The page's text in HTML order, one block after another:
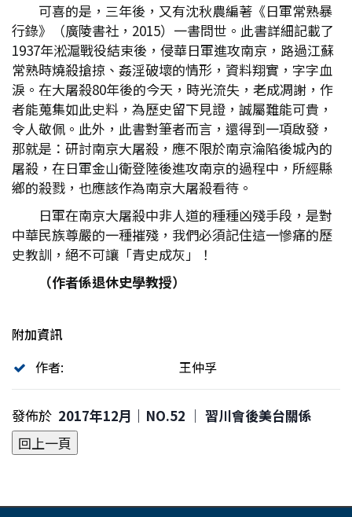
可喜的是，三年後，又有沈秋農編著《日軍常熟暴
行錄》（廣陵書社，2015）一書問世。此書詳細記載了
1937年淞滬戰役結束後，侵華日軍進攻南京，路過江蘇
常熟時燒殺搶掠、姦淫破壞的情形，資料翔實，字字血
淚。在大屠殺80年後的今天，時光流失，老成凋謝，作
者能蒐集如此史料，為歷史留下見證，誠屬難能可貴，
令人敬佩。此外，此書對筆者而言，還得到一項啟發，
那就是：研討南京大屠殺，應不限於南京淪陷後城內的
屠殺，在日軍金山衛登陸後進攻南京的過程中，所經縣
鄉的殺戮，也應該作為南京大屠殺看待。
日軍在南京大屠殺中非人道的種種凶殘手段，是對
中華民族尊嚴的一種摧殘，我們必須記住這一慘痛的歷
史教訓，絕不可讓「青史成灰」！
（作者係退休史學教授）
附加資訊
作者:
王仲孚
發佈於 2017年12月｜NO.52 │ 習川會後美台關係